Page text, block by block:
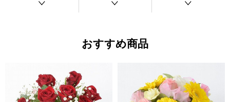
おすすめ商品